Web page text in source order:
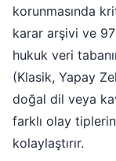
korunmasında
karar arşivi ve
hukuk veri
(Klasik, Yapay
doğal dil veya
farklı olay
kolaylaştırır.